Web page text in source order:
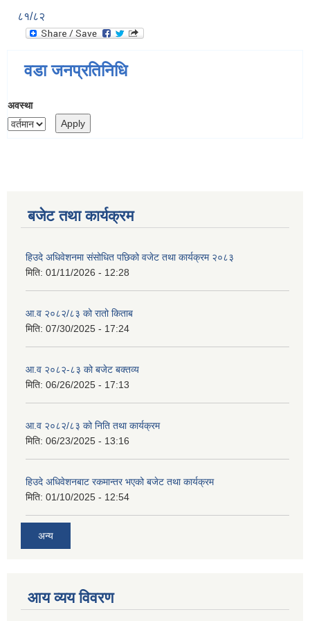
८१/८२
वडा जनप्रतिनिधि
अवस्था
बजेट तथा कार्यक्रम
हिउदे अधिवेशनमा संसोधित पछिको वजेट तथा कार्यक्रम २०८३
मिति: 01/11/2026 - 12:28
आ.व २०८२/८३ को रातो किताब
मिति: 07/30/2025 - 17:24
आ.व २०८२-८३ को बजेट बक्तव्य
मिति: 06/26/2025 - 17:13
आ.व २०८२/८३ को निति तथा कार्यक्रम
मिति: 06/23/2025 - 13:16
हिउदे अधिवेशनबाट रकमान्तर भएको बजेट तथा कार्यक्रम
मिति: 01/10/2025 - 12:54
अन्य
आय व्यय विवरण